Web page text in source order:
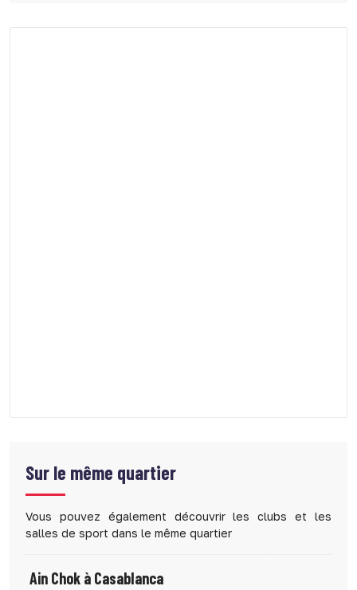
Sur le même quartier
Vous pouvez également découvrir les clubs et les
salles de sport dans le même quartier
Ain Chok à Casablanca